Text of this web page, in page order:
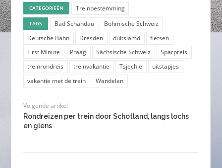
CATEGORIEËN Treinbestemming
TAGS Bad Schandau
Böhmische Schweiz
Deutsche Bahn
Dresden duitslamd
fietsen
First Minute
Praag Sächsische Schweiz
Sparpreis
treinrondreis
treinvakantie Tsjechië
uitstapjes
vakantie met de trein
Wandelen
Volgende artikel
Rondreizen per trein door Schotland, langs lochs
en glens